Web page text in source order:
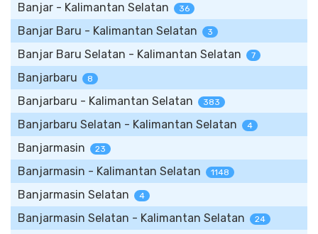
Banjar - Kalimantan Selatan 36
Banjar Baru - Kalimantan Selatan 3
Banjar Baru Selatan - Kalimantan Selatan 7
Banjarbaru 8
Banjarbaru - Kalimantan Selatan 383
Banjarbaru Selatan - Kalimantan Selatan 4
Banjarmasin 23
Banjarmasin - Kalimantan Selatan 1148
Banjarmasin Selatan 4
Banjarmasin Selatan - Kalimantan Selatan 24